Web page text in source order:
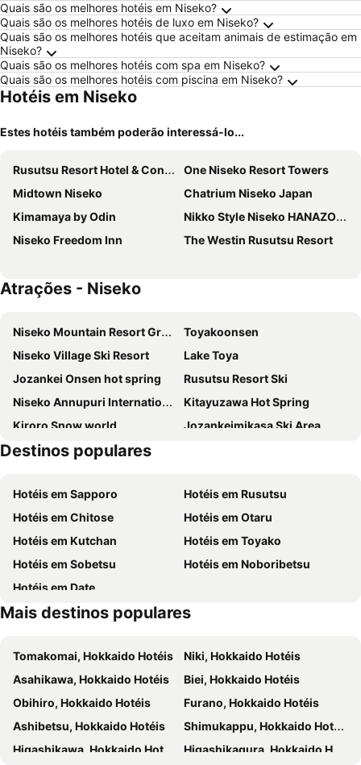
Quais são os melhores hotéis em Niseko?
Quais são os melhores hotéis de luxo em Niseko?
Quais são os melhores hotéis que aceitam animais de estimação em
Niseko?
Quais são os melhores hotéis com spa em Niseko?
Quais são os melhores hotéis com piscina em Niseko?
Hotéis em Niseko
Estes hotéis também poderão interessá-lo...
Rusutsu Resort Hotel & Convention
One Niseko Resort Towers
Midtown Niseko
Chatrium Niseko Japan
Kimamaya by Odin
Nikko Style Niseko HANAZONO
Niseko Freedom Inn
The Westin Rusutsu Resort
Atrações - Niseko
Niseko Mountain Resort Gran Hirafu Ski
Toyakoonsen
Niseko Village Ski Resort
Lake Toya
Jozankei Onsen hot spring
Rusutsu Resort Ski
Niseko Annupuri International Ski Area
Kitayuzawa Hot Spring
Kiroro Snow world
Jozankeimikasa Ski Area
Asarigawa Hot Spring Ski Area
Destinos populares
Hotéis em Sapporo
Hotéis em Rusutsu
Hotéis em Chitose
Hotéis em Otaru
Hotéis em Kutchan
Hotéis em Toyako
Hotéis em Sobetsu
Hotéis em Noboribetsu
Hotéis em Date
Mais destinos populares
Tomakomai, Hokkaido Hotéis
Niki, Hokkaido Hotéis
Asahikawa, Hokkaido Hotéis
Biei, Hokkaido Hotéis
Obihiro, Hokkaido Hotéis
Furano, Hokkaido Hotéis
Ashibetsu, Hokkaido Hotéis
Shimukappu, Hokkaido Hotéis
Higashikawa, Hokkaido Hotéis
Higashikagura, Hokkaido Hotéis